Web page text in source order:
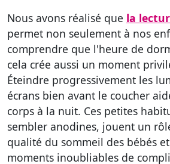
Nous avons réalisé que la
permet non seulement à nos
comprendre que l'heure de
cela crée aussi un moment
Éteindre progressivement les
écrans bien avant le coucher
corps à la nuit. Ces petites
sembler anodines, jouent un
qualité du sommeil des bébés
moments inoubliables de